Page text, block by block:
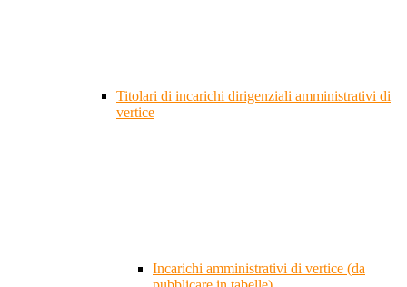
Titolari di incarichi dirigenziali amministrativi di
vertice
Incarichi amministrativi di vertice (da